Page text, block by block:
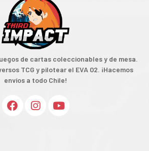
de cartas coleccionables y de mesa.
TCG y pilotear el EVA 02. ¡Hacemos
envíos a todo Chile!